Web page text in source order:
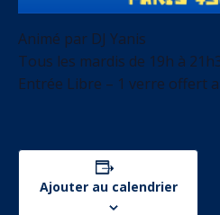
Animé par DJ Yanis
Tous les mardis de 19h à
Entrée Libre – 1 verre offert
Ajouter au calendrier